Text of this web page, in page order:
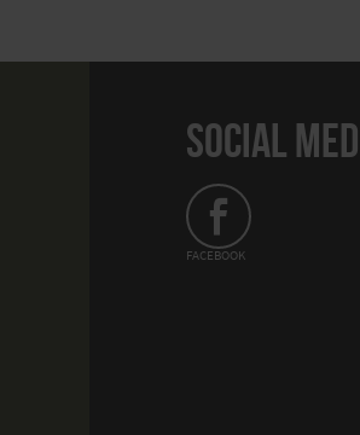
SOCIAL
FACEBOOK